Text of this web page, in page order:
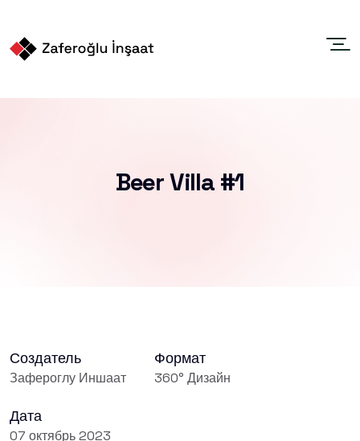
Beer Villa #1
Создатель
Зафероглу Иншаат
Формат
360° Дизайн
Дата
07 октябрь 2023